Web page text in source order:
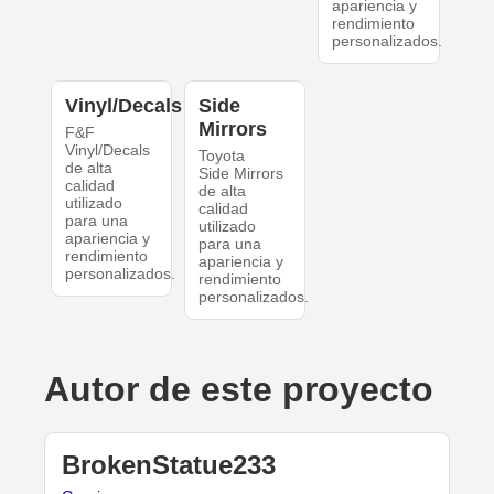
apariencia y
rendimiento
personalizados.
Vinyl/Decals
F&F
Vinyl/Decals
de alta
calidad
utilizado
para una
apariencia y
rendimiento
personalizados.
Side
Mirrors
Toyota
Side Mirrors
de alta
calidad
utilizado
para una
apariencia y
rendimiento
personalizados.
Autor de este proyecto
BrokenStatue233